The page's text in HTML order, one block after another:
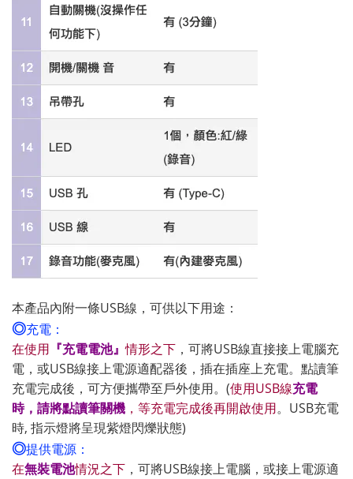
本產品內附一條USB線，可供以下用途：
◎充電：
在使用 『充電電池』情形之下 ，可將USB線直接接上電腦充
電，或USB線接上電源適配器後，插在插座上充電。點讀筆
充電完成後，可方便攜帶至戶外使用。(使用USB線充電
時，請將點讀筆關機 ，等充電完成後再開啟使用。USB充電
時, 指示燈將呈現紫燈閃爍狀態)
◎提供電源：
在無裝電池情況之下 ，可將USB線接上電腦，或接上電源適